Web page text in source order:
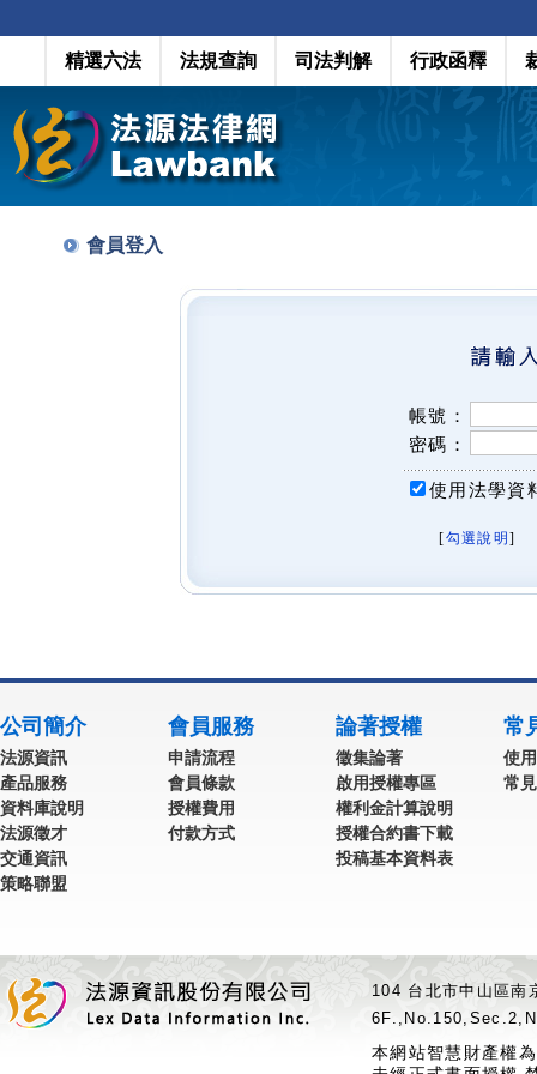
精選六法 法規查詢 司法判解 行政函釋
會員登入
帳號：
密碼：
使用法學資
[勾選說明 ]
公司簡介
法源資訊
產品服務
資料庫說明
法源徵才
交通資訊
策略聯盟
會員服務
申請流程
會員條款
授權費用
付款方式
論著授權
徵集論著
啟用授權專區
權利金計算說明
授權合約書下載
投稿基本資料表
常
使
常
104 台北市中山區
本網站智慧財產權